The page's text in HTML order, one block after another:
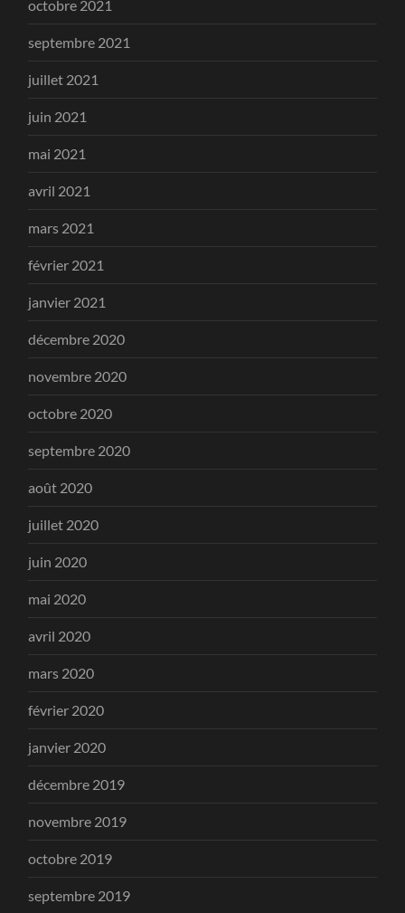
octobre 2021
septembre 2021
juillet 2021
juin 2021
mai 2021
avril 2021
mars 2021
février 2021
janvier 2021
décembre 2020
novembre 2020
octobre 2020
septembre 2020
août 2020
juillet 2020
juin 2020
mai 2020
avril 2020
mars 2020
février 2020
janvier 2020
décembre 2019
novembre 2019
octobre 2019
septembre 2019